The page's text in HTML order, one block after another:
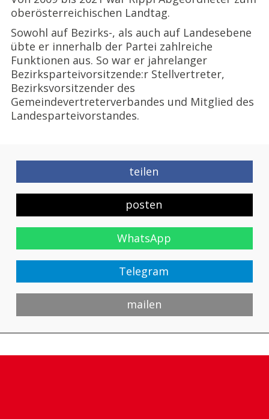
oberösterreichischen Landtag.
Sowohl auf Bezirks-, als auch auf Landesebene
übte er innerhalb der Partei zahlreiche
Funktionen aus. So war er jahrelanger
Bezirksparteivorsitzende:r Stellvertreter,
Bezirksvorsitzender des
Gemeindevertreterverbandes und Mitglied des
Landesparteivorstandes.
teilen
posten
WhatsApp
Telegram
mailen